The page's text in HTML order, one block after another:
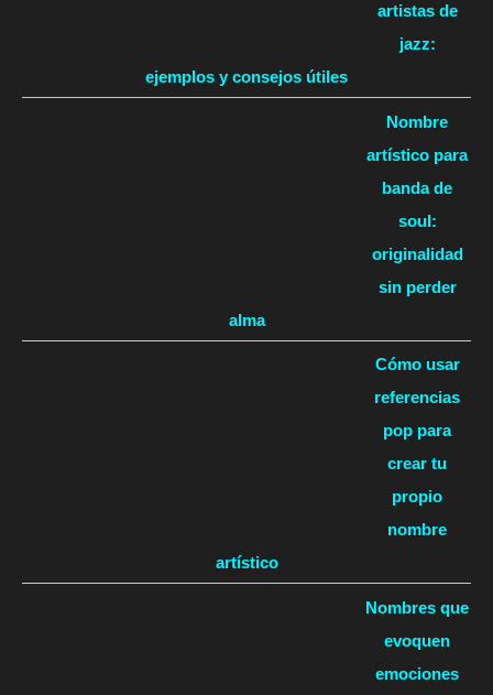
artistas de
jazz:
ejemplos y consejos útiles
Nombre
artístico para
banda de
soul:
originalidad
sin perder
alma
Cómo usar
referencias
pop para
crear tu
propio
nombre
artístico
Nombres que
evoquen
emociones